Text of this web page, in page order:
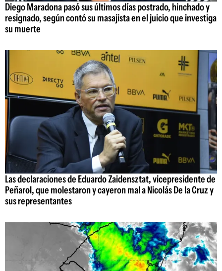
Diego Maradona pasó sus últimos días postrado, hinchado y
resignado, según contó su masajista en el juicio que investiga
su muerte
Las declaraciones de Eduardo Zaidensztat, vicepresidente de
Peñarol, que molestaron y cayeron mal a Nicolás De la Cruz y
sus representantes